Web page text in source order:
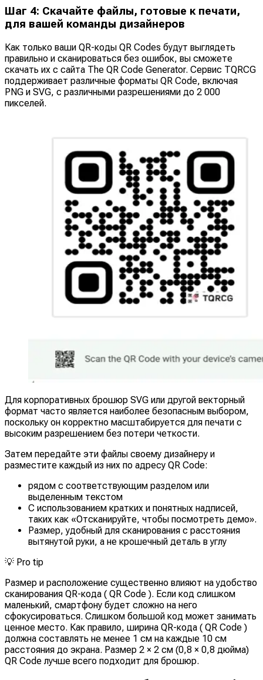
Шаг 4: Скачайте файлы, готовые к печати,
для вашей команды дизайнеров
Как только ваши QR-коды QR Codes будут выглядеть
правильно и сканироваться без ошибок, вы сможете
скачать их с сайта The QR Code Generator. Сервис TQRCG
поддерживает различные форматы QR Code, включая
PNG и SVG, с различными разрешениями до 2 000
пикселей.
Для корпоративных брошюр SVG или другой векторный
формат часто является наиболее безопасным выбором,
поскольку он корректно масштабируется для печати с
высоким разрешением без потери четкости.
Затем передайте эти файлы своему дизайнеру и
разместите каждый из них по адресу QR Code:
рядом с соответствующим разделом или
выделенным текстом
С использованием кратких и понятных надписей,
таких как «Отсканируйте, чтобы посмотреть демо».
Размер, удобный для сканирования с расстояния
вытянутой руки, а не крошечный деталь в углу
💡 Pro tip
Размер и расположение существенно влияют на удобство
сканирования QR-кода ( QR Code ). Если код слишком
маленький, смартфону будет сложно на него
сфокусироваться. Слишком большой код может занимать
ценное место. Как правило, ширина QR-кода ( QR Code )
должна составлять не менее 1 см на каждые 10 см
расстояния до экрана. Размер 2 × 2 см (0,8 × 0,8 дюйма)
QR Code лучше всего подходит для брошюр.